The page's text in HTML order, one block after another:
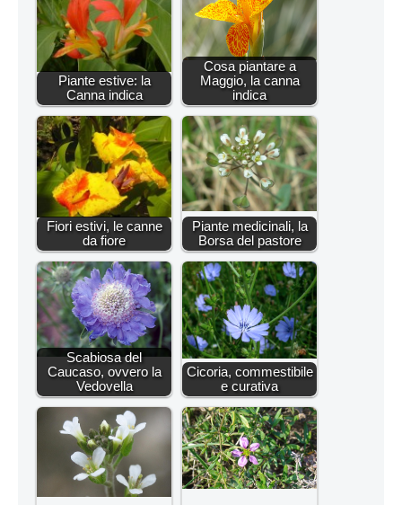
Piante estive: la
Canna indica
Cosa piantare a
Maggio, la canna
indica
Fiori estivi, le canne
da fiore
Piante medicinali, la
Borsa del pastore
Scabiosa del
Caucaso, ovvero la
Vedovella
Cicoria, commestibile
e curativa